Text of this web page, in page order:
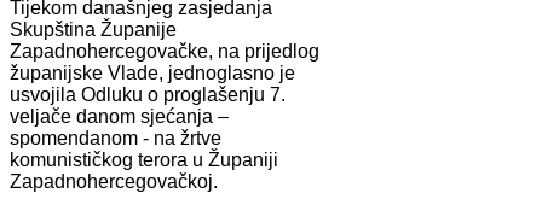
Tijekom današnjeg zasjedanja
Skupština Županije
Zapadnohercegovačke, na prijedlog
županijske Vlade, jednoglasno je
usvojila Odluku o proglašenju 7.
veljače danom sjećanja –
spomendanom - na žrtve
komunističkog terora u Županiji
Zapadnohercegovačkoj.